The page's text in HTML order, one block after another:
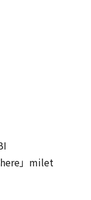
」milet